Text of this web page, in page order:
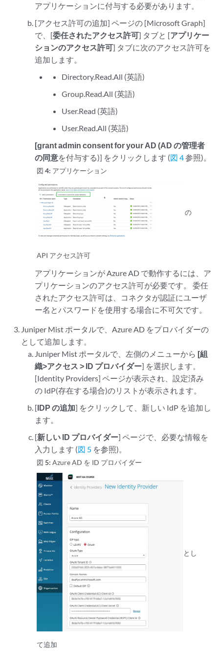
アプリケーションに付与する必要があります。
[アクセス許可の追加] ページの [Microsoft Graph]
で、[委任されたアクセス許可] タブと [アプリケー
ションのアクセス許可] タブに次のアクセス許可を
追加します。
Directory.Read.All (英語)
Group.Read.All (英語)
User.Read (英語)
User.Read.All (英語)
[grant admin consent for your AD (AD の管理者
の同意を付与する)] をクリックします (図 4参照)。
図 4: アプリケーション
の
API アクセス許可
アプリケーションが Azure AD で動作するには、ア
プリケーションのアクセス許可が必要です。 委任
されたアクセス許可は、コネクタが認証にユーザ
ー名とパスワードを使用する場合に不可欠です。
Juniper Mist ポータルで、Azure AD をプロバイダーの
として追加します。
Juniper Mist ポータルで、左側のメニューから [組
織>アクセス > ID プロバイダー] を選択します。
[Identity Providers] ページが表示され、設定済み
の IdP(存在する場合)のリストが表示されます。
[IDP の追加] をクリックして、新しい IdP を追加し
ます。
[新しい ID プロバイダー] ページで、必要な情報を
入力します (図 5を参照)。
図 5: Azure AD を ID プロバイダー
とし
て追加